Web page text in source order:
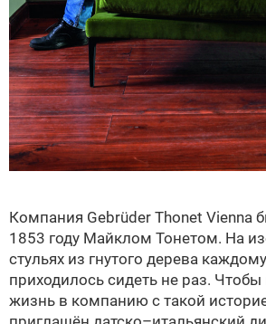
Компания Gebrüder Thonet Vienna
1853 году Майклом Тонетом. На
стульях из гнутого дерева
приходилось сидеть не раз.
жизнь в компанию с такой